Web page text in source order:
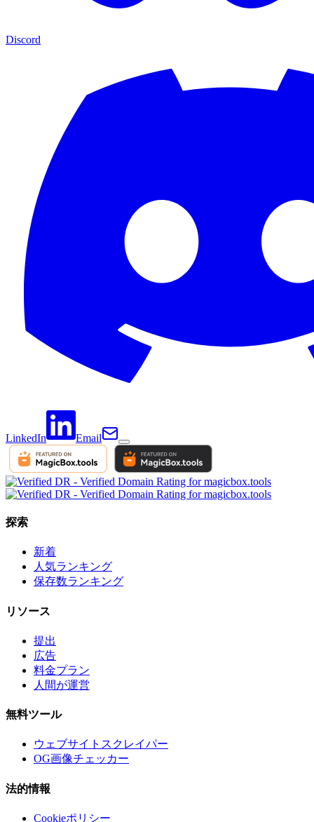
Discord
LinkedIn Email
探索
新着
人気ランキング
保存数ランキング
リソース
提出
広告
料金プラン
人間が運営
無料ツール
ウェブサイトスクレイパー
OG画像チェッカー
法的情報
Cookieポリシー